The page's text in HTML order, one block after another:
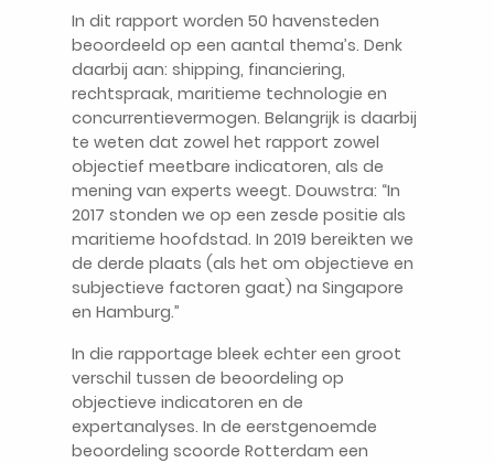
In dit rapport worden 50 havensteden
beoordeeld op een aantal thema’s. Denk
daarbij aan: shipping, financiering,
rechtspraak, maritieme technologie en
concurrentievermogen. Belangrijk is daarbij
te weten dat zowel het rapport zowel
objectief meetbare indicatoren, als de
mening van experts weegt. Douwstra: “In
2017 stonden we op een zesde positie als
maritieme hoofdstad. In 2019 bereikten we
de derde plaats (als het om objectieve en
subjectieve factoren gaat) na Singapore
en Hamburg.”
In die rapportage bleek echter een groot
verschil tussen de beoordeling op
objectieve indicatoren en de
expertanalyses. In de eerstgenoemde
beoordeling scoorde Rotterdam een